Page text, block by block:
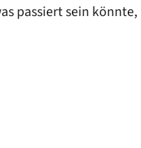
passiert sein